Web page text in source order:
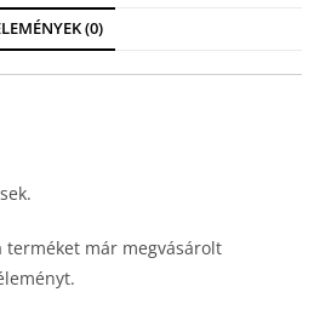
(0)
terméket már megvásárolt